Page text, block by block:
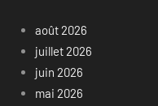
août 2026
juillet 2026
juin 2026
mai 2026